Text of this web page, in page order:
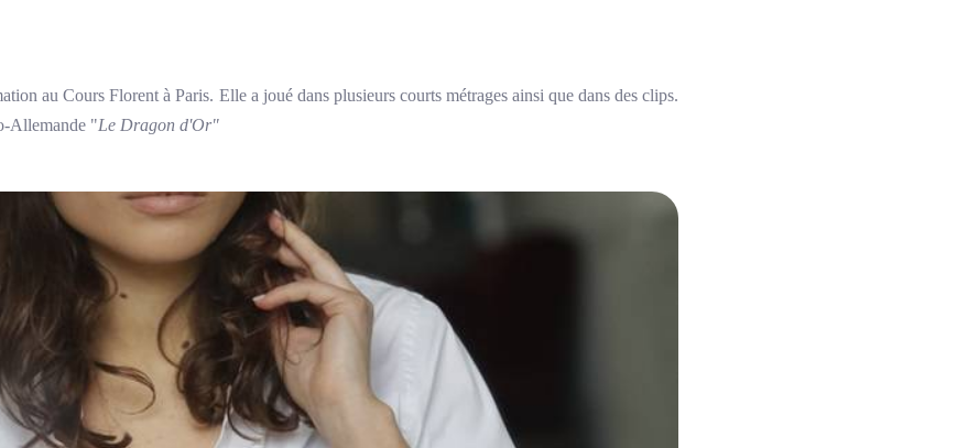
au Cours Florent à Paris. Elle a joué dans plusieurs courts métrages ainsi que dans des clips.
Allemande "Le Dragon d'Or"